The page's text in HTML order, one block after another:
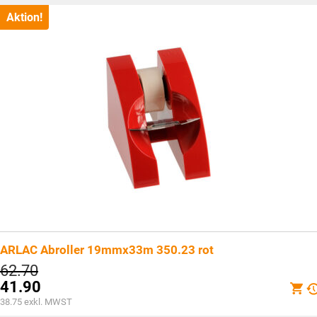
CHF48.55.
Aktion!
ARLAC Abroller 19mmx33m 350.23 rot
62.70Ursprünglicher
Preis
war:
CHF62.70
41.90
Aktueller
38.75 exkl. MWST